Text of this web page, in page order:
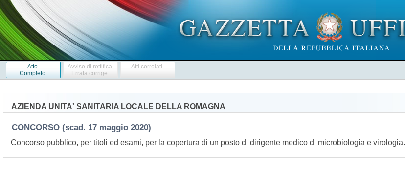
Atto
Completo
Avviso di rettifica
Errata corrige
Atti correlati
AZIENDA UNITA' SANITARIA LOCALE DELLA ROMAGNA
CONCORSO (scad. 17 maggio 2020)
Concorso pubblico, per titoli ed esami, per la copertura di un posto di dirigente medico di microbiologia e virologia.